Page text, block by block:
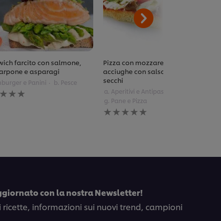
farcito con salmone,
e asparagi
e Panini b. Pesce
Pizza con mozzarella di bufala e
acciughe con salsa di pomodori
secchi
a. Aperitivi e Antipasti
g. Pane e Pizza
Nessuna
valutazione
con la nostra Newsletter!
informazioni sui nuovi trend, campioni